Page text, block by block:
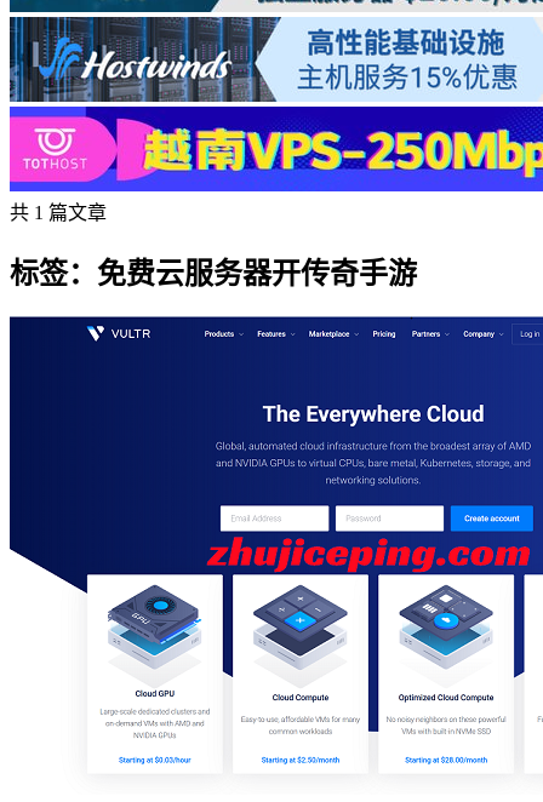
共 1 篇文章
标签：免费云服务器开传奇手游